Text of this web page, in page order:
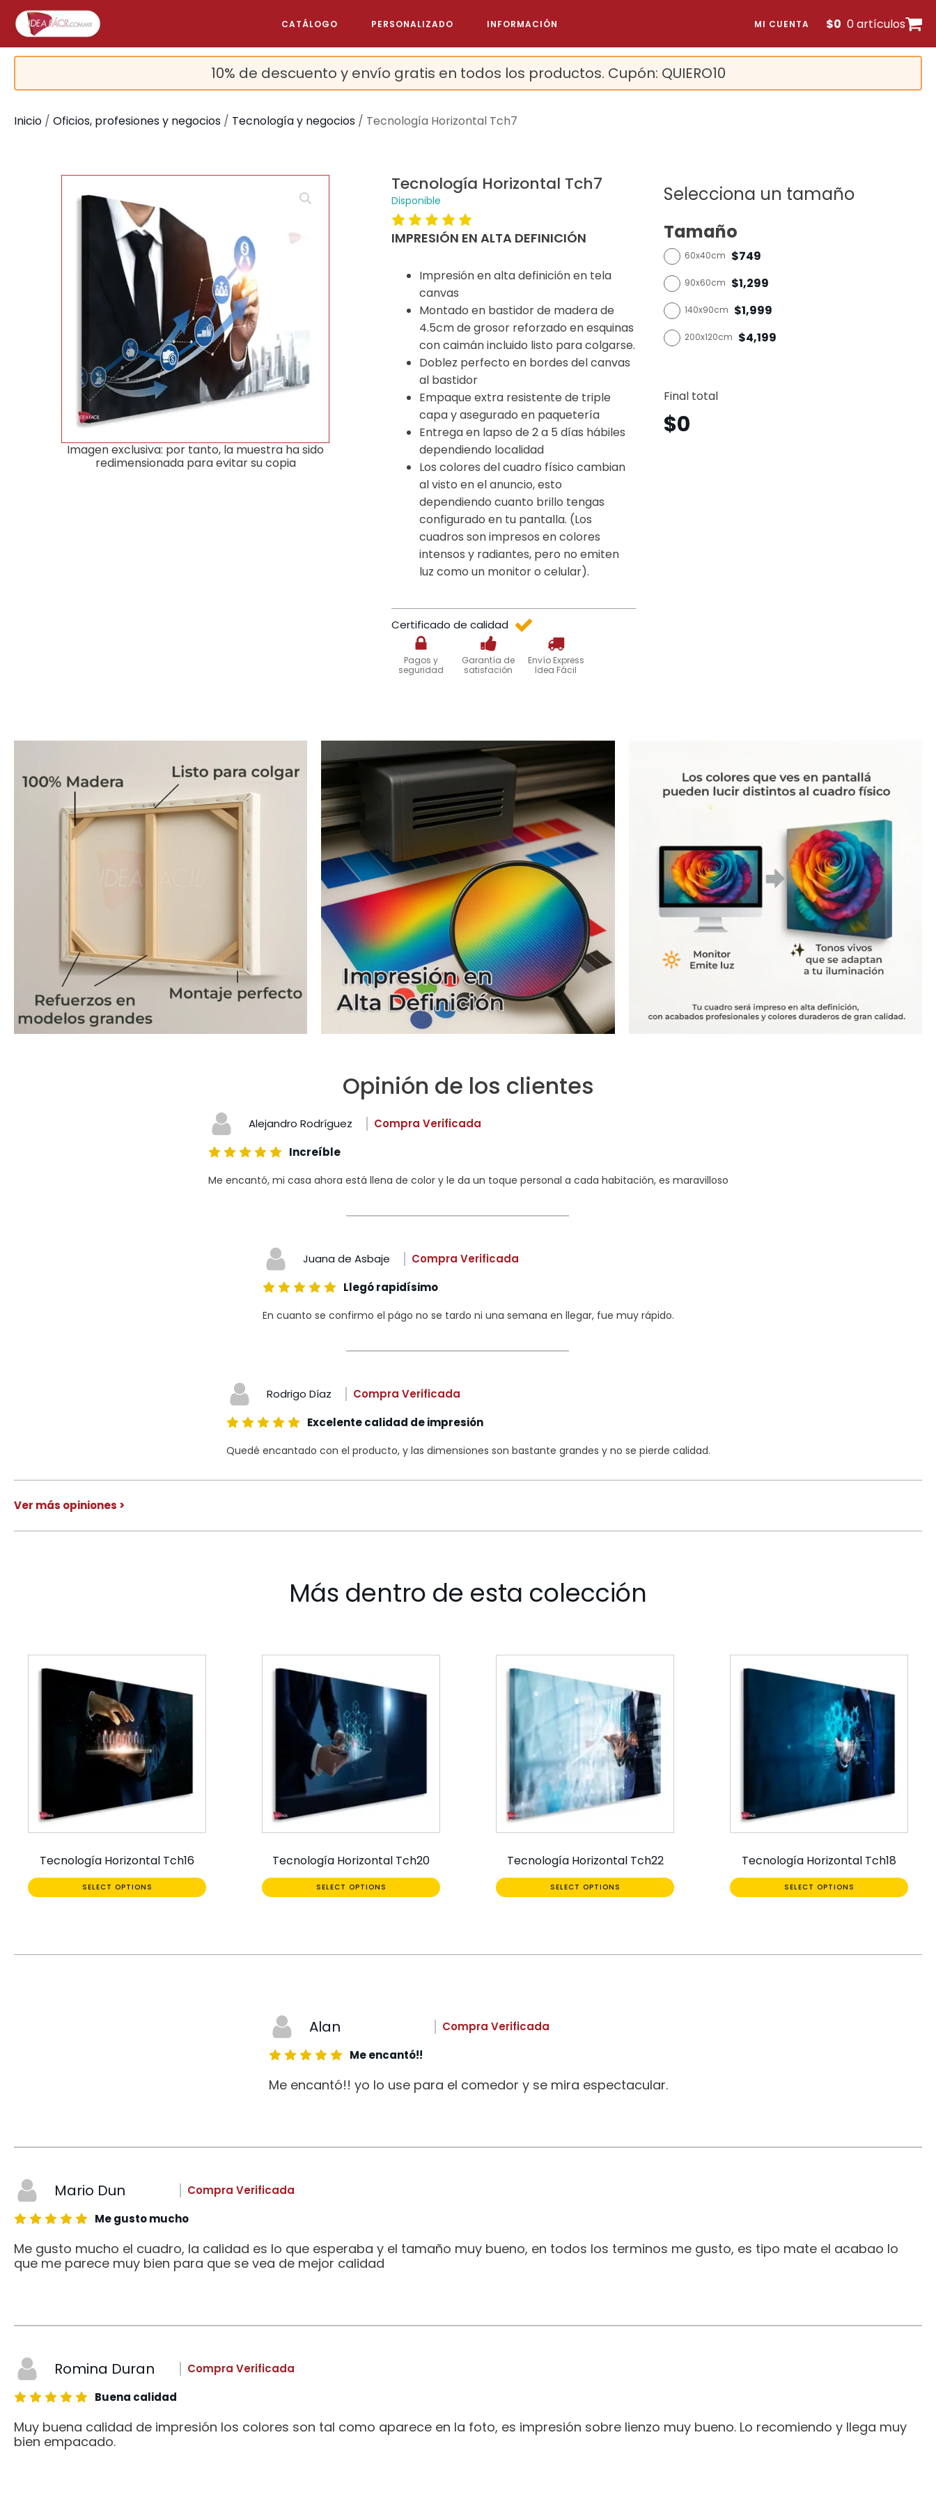
CATÁLOGO PERSONALIZADO INFORMACIÓN MI CUENTA $0 0 artículos
10% de descuento y envío gratis en todos los productos. Cupón: QUIERO10
Inicio / Oficios, profesiones y negocios / Tecnología y negocios / Tecnología Horizontal Tch7
Imagen exclusiva: por tanto, la muestra ha sido
redimensionada para evitar su copia
Tecnología Horizontal Tch7
Disponible
IMPRESIÓN EN ALTA DEFINICIÓN
Impresión en alta definición en tela
canvas
Montado en bastidor de madera de
4.5cm de grosor reforzado en esquinas
con caimán incluido listo para colgarse.
Doblez perfecto en bordes del canvas
al bastidor
Empaque extra resistente de triple
capa y asegurado en paquetería
Entrega en lapso de 2 a 5 días hábiles
dependiendo localidad
Los colores del cuadro físico cambian
al visto en el anuncio, esto
dependiendo cuanto brillo tengas
configurado en tu pantalla. (Los
cuadros son impresos en colores
intensos y radiantes, pero no emiten
luz como un monitor o celular).
Certificado de calidad
Pagos y
seguridad
Garantía de
satisfación
Envío Express
Idea Fácil
Selecciona un tamaño
Tamaño
60x40cm $749
90x60cm $1,299
140x90cm $1,999
200x120cm $4,199
Final total
$0
Opinión de los clientes
Alejandro Rodríguez
Compra Verificada
Increíble
Me encantó, mi casa ahora está llena de color y le da un toque personal a cada habitación, es maravilloso
Juana de Asbaje
Compra Verificada
Llegó rapidísimo
En cuanto se confirmo el págo no se tardo ni una semana en llegar, fue muy rápido.
Rodrigo Díaz
Compra Verificada
Excelente calidad de impresión
Quedé encantado con el producto, y las dimensiones son bastante grandes y no se pierde calidad.
Ver más opiniones >
Más dentro de esta colección
Tecnología Horizontal Tch16
SELECT OPTIONS
Tecnología Horizontal Tch20
SELECT OPTIONS
Tecnología Horizontal Tch22
SELECT OPTIONS
Tecnología Horizontal Tch18
SELECT OPTIONS
Alan
Compra Verificada
Me encantó!!
Me encantó!! yo lo use para el comedor y se mira espectacular.
Mario Dun
Compra Verificada
Me gusto mucho
Me gusto mucho el cuadro, la calidad es lo que esperaba y el tamaño muy bueno, en todos los terminos me gusto, es tipo mate el acabao lo
que me parece muy bien para que se vea de mejor calidad
Romina Duran
Compra Verificada
Buena calidad
Muy buena calidad de impresión los colores son tal como aparece en la foto, es impresión sobre lienzo muy bueno. Lo recomiendo y llega muy
bien empacado.